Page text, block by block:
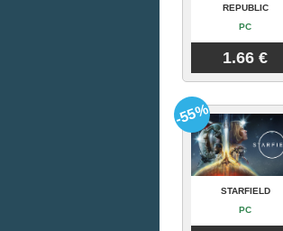
REPUBLIC
PC
1.66 €
STARFIELD
PC
-55%